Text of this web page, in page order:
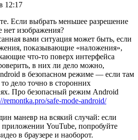
12:17
Если выбрать меньшее разрешение
нет изображения?
вами ситуация может быть, если
показывающие «наложения»,
что-то поверх интерфейса
в них ли дело можно,
в безопасном режиме — если там
то дело точно в сторонних
Про безопасный режим Android
remontka.pro/safe-mode-android/
маневр на всякий случай: если
приложении YouTube, попробуйте
в браузере и наоборот.